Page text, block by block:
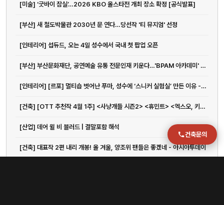
[미술] ‘굿바이 잠실’…2026 KBO 올스타전 개최 장소 확정 [공식발표]
[부산] 새 철도박물관 2030년 문 연다…당선작 '티 뮤지엄' 선정
[인테리어] 섭듀드, 오는 4일 성수에서 국내 첫 팝업 오픈
[부산] 부산문화재단, 공연예술 유통 전문인재 키운다…'BPAM 아카데미' < 사회 < 기사본문 - LG헬로비전
[인테리어] [르포] 멀티숍 벗어난 푸마, 성수에 ‘스니커 실험실’ 만든 이유 - 아시아투데이
[건축] [OTT 추천작 4월 1주] <사냥개들 시즌2> <휴민트> <엑스오, 키티 3> <아바...
[산업] 데어 윌 비 블러드 | 결말포함 해석
[건축] 대표작 2편 내리 개봉! 올 겨울, 양조위 팬들은 좋겠네 - 아시아투데이
건축문의
jmc@chiho.co.kr
주소
POSCO 샤인오피스 306호
운영시간